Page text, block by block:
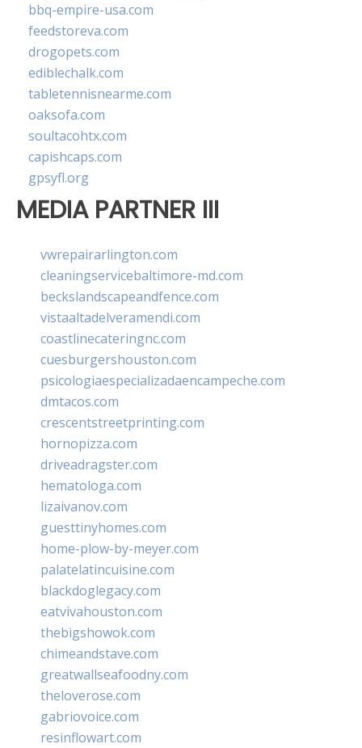
bbq-empire-usa.com
feedstoreva.com
drogopets.com
ediblechalk.com
tabletennisnearme.com
oaksofa.com
soultacohtx.com
capishcaps.com
gpsyfl.org
MEDIA PARTNER III
vwrepairarlington.com
cleaningservicebaltimore-md.com
beckslandscapeandfence.com
vistaaltadelveramendi.com
coastlinecateringnc.com
cuesburgershouston.com
psicologiaespecializadaencampeche.com
dmtacos.com
crescentstreetprinting.com
hornopizza.com
driveadragster.com
hematologa.com
lizaivanov.com
guesttinyhomes.com
home-plow-by-meyer.com
palatelatincuisine.com
blackdoglegacy.com
eatvivahouston.com
thebigshowok.com
chimeandstave.com
greatwallseafoodny.com
theloverose.com
gabriovoice.com
resinflowart.com